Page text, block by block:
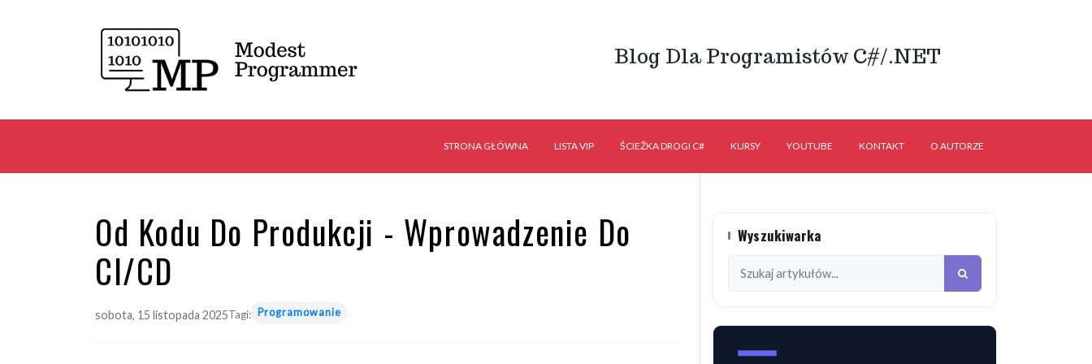
Blog Dla Programistów C#/.NET
STRONA GŁÓWNA LISTA VIP ŚCIEŻKA DROGI C# KURSY YOUTUBE KONTAKT O AUTORZE
Od Kodu Do Produkcji - Wprowadzenie Do
CI/CD
sobota, 15 listopada 2025Tagi: Programowanie
Wyszukiwarka